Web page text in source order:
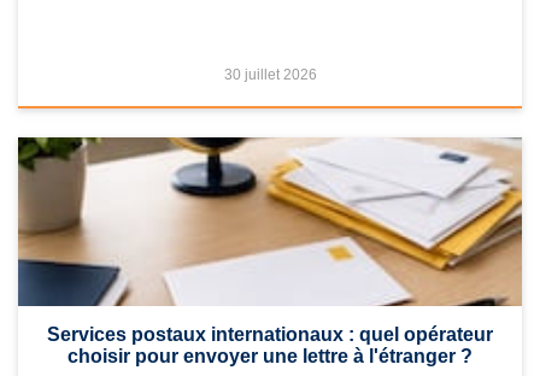
30 juillet 2026
Services postaux internationaux : quel opérateur
choisir pour envoyer une lettre à l'étranger ?